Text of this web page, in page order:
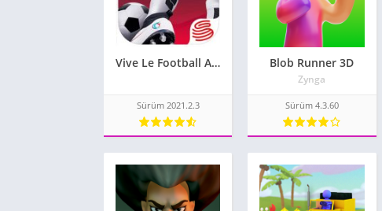
Vive Le Football APK indir – Son Sürüm
Sürüm 2021.2.3
Blob Runner 3D
Zynga
Sürüm 4.3.60